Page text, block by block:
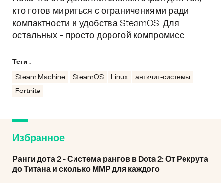
кто готов мириться с ограничениями ради
компактности и удобства SteamOS. Для
остальных - просто дорогой компромисс.
Теги :
Steam Machine SteamOS Linux
античит-системы
Fortnite
Избранное
Ранги дота 2 - Система рангов в Dota 2: От Рекрута
до Титана и сколько ММР для каждого